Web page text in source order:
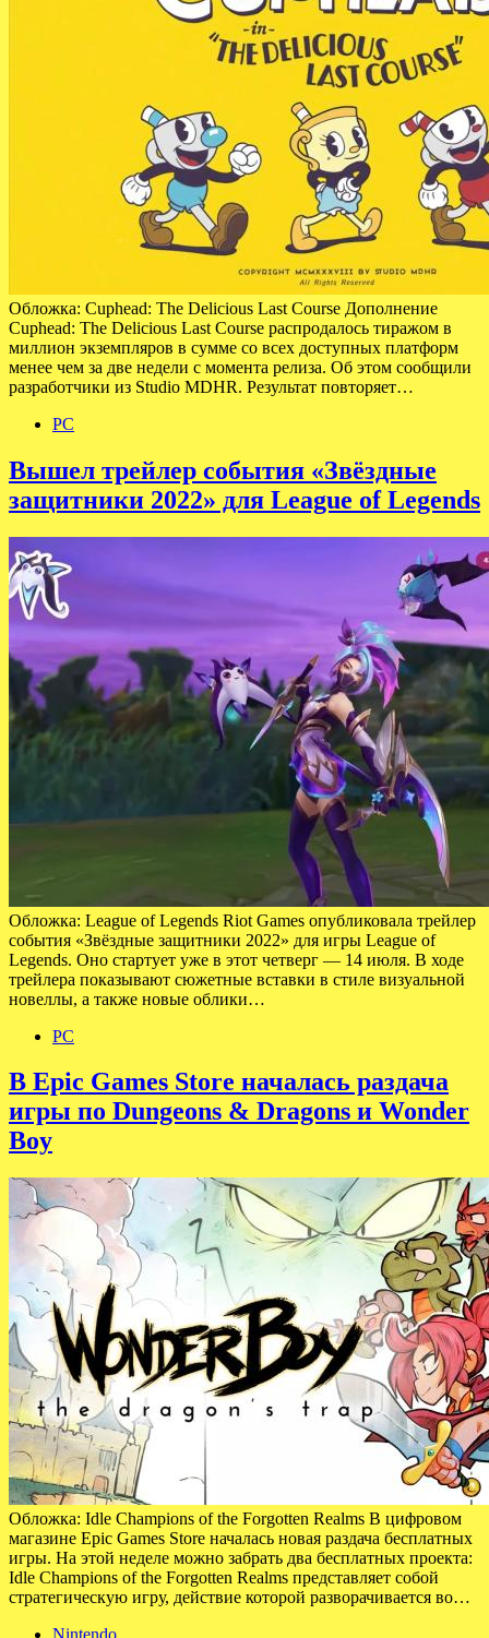
Обложка: Cuphead: The Delicious Last Course Дополнение
Cuphead: The Delicious Last Course распродалось тиражом в
миллион экземпляров в сумме со всех доступных платформ
менее чем за две недели с момента релиза. Об этом сообщили
разработчики из Studio MDHR. Результат повторяет…
PC
Вышел трейлер события «Звёздные
защитники 2022» для League of Legends
Обложка: League of Legends Riot Games опубликовала трейлер
события «Звёздные защитники 2022» для игры League of
Legends. Оно стартует уже в этот четверг — 14 июля. В ходе
трейлера показывают сюжетные вставки в стиле визуальной
новеллы, а также новые облики…
PC
В Epic Games Store началась раздача
игры по Dungeons & Dragons и Wonder
Boy
Обложка: Idle Champions of the Forgotten Realms В цифровом
магазине Epic Games Store началась новая раздача бесплатных
игры. На этой неделе можно забрать два бесплатных проекта:
Idle Champions of the Forgotten Realms представляет собой
стратегическую игру, действие которой разворачивается во…